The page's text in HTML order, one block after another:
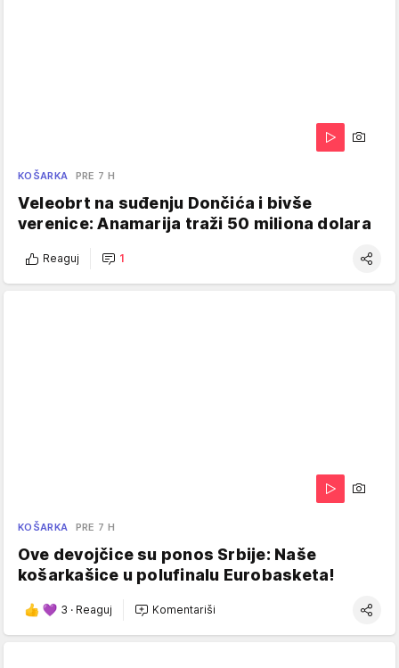
KOŠARKA PRE 7 H
Veleobrt na suđenju Dončića i bivše
verenice: Anamarija traži 50 miliona dolara
Reaguj 1
KOŠARKA PRE 7 H
Ove devojčice su ponos Srbije: Naše
košarkašice u polufinalu Eurobasketa!
3 · Reaguj Komentariši